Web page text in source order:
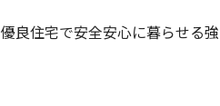
良住宅で安全安心に暮らせる強